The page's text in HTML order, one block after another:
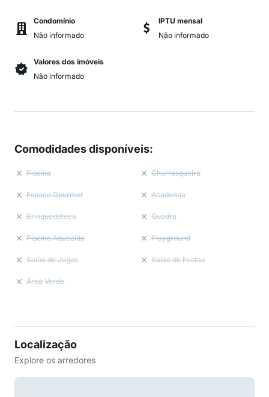
Condomínio
Não informado
IPTU mensal
Não informado
Valores dos imóveis
Não informado
Comodidades disponíveis:
Piscina Churrasqueira
Espaço Gourmet Academia
Brinquedoteca Quadra
Piscina Aquecida Playground
Salão de Jogos Salão de Festas
Área Verde
Localização
Explore os arredores